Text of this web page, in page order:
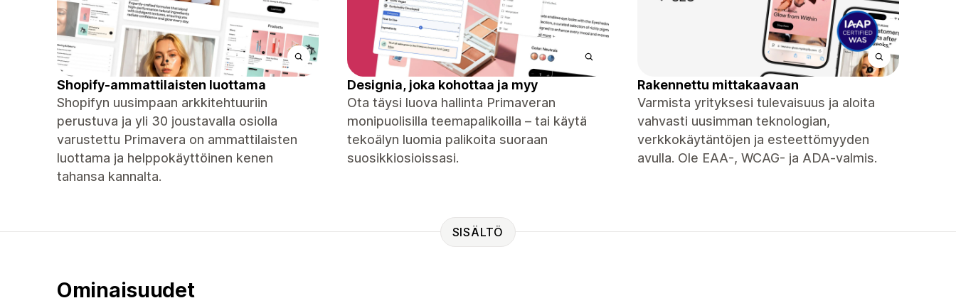
Shopify-ammattilaisten luottama
Shopifyn uusimpaan arkkitehtuuriin
perustuva ja yli 30 joustavalla osiolla
varustettu Primavera on ammattilaisten
luottama ja helppokäyttöinen kenen
tahansa kannalta.
Designia, joka kohottaa ja myy
Ota täysi luova hallinta Primaveran
monipuolisilla teemapalikoilla – tai käytä
tekoälyn luomia palikoita suoraan
suosikkiosioissasi.
Rakennettu mittakaavaan
Varmista yrityksesi tulevaisuus ja aloita
vahvasti uusimman teknologian,
verkkokäytäntöjen ja esteettömyyden
avulla. Ole EAA-, WCAG- ja ADA-valmis.
SISÄLTÖ
Ominaisuudet